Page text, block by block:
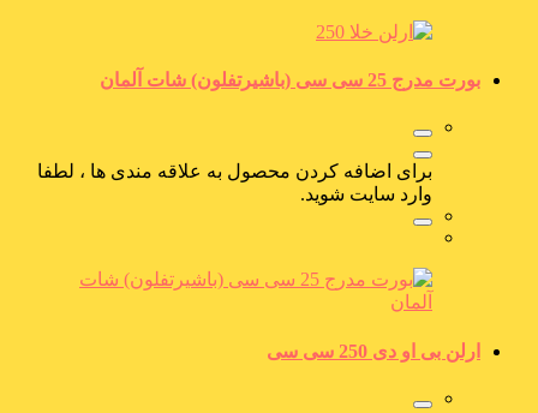
بورت مدرج 25 سی سی (باشیرتفلون) شات آلمان
برای اضافه کردن محصول به علاقه مندی ها ، لطفا
وارد سایت شوید.
ارلن بی او دی 250 سی سی